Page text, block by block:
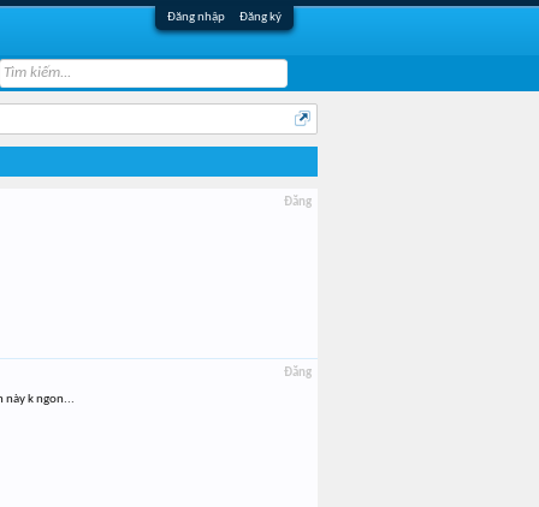
Đăng nhập Đăng ký
Đăng
Đăng
này k ngon...